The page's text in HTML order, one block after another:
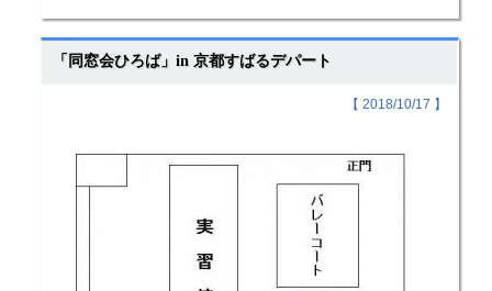
「同窓会ひろば」in 京都すばるデパート
【 2018/10/17 】